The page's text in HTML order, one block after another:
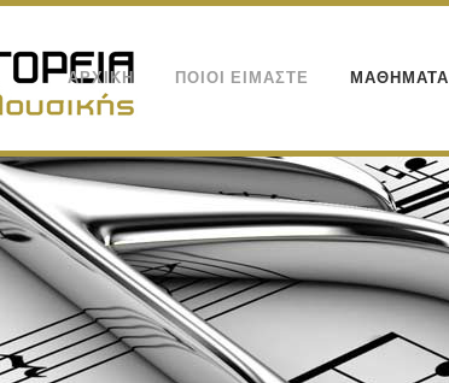
ΑΡΧΙΚΗ ΠΟΙΟΙ ΕΙΜΑΣΤΕ ΜΑΘΗΜΑΤΑ